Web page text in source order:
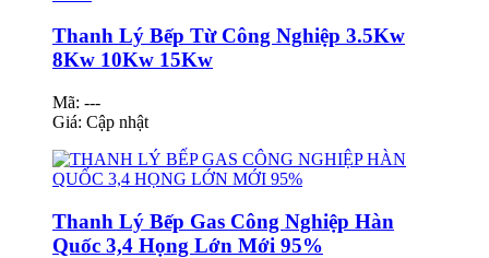
Thanh Lý Bếp Từ Công Nghiệp 3.5Kw
8Kw 10Kw 15Kw
Mã: ---
Giá: Cập nhật
Thanh Lý Bếp Gas Công Nghiệp Hàn
Quốc 3,4 Họng Lớn Mới 95%